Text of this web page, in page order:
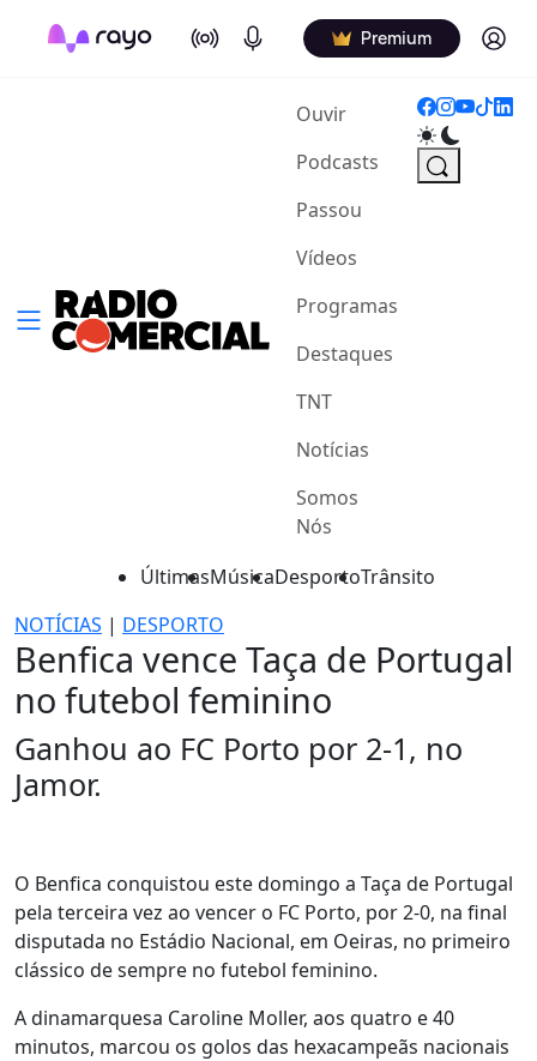
On Air Podcasts Premium Log in
Ouvir(current)
Podcasts
Passou
Vídeos
Programas
Destaques
TNT
Notícias
Somos
Nós
ÚltimasMúsicaDesportoTrânsito
NOTÍCIAS | DESPORTO
Benfica vence Taça de Portugal
no futebol feminino
Ganhou ao FC Porto por 2-1, no
Jamor.
O Benfica conquistou este domingo a Taça de Portugal
pela terceira vez ao vencer o FC Porto, por 2-0, na final
disputada no Estádio Nacional, em Oeiras, no primeiro
clássico de sempre no futebol feminino.
A dinamarquesa Caroline Moller, aos quatro e 40
minutos, marcou os golos das hexacampeãs nacionais